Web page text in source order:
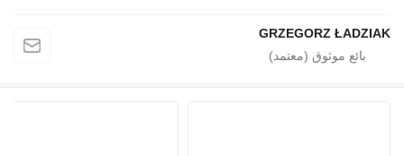
GRZEGORZ ŁADZIAK